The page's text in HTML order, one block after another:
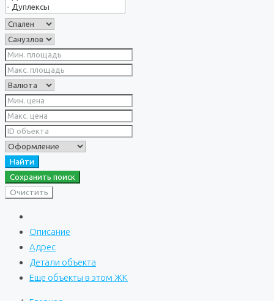
Найти
Сохранить поиск
Очистить
Описание
Адрес
Детали объекта
Еще объекты в этом ЖК